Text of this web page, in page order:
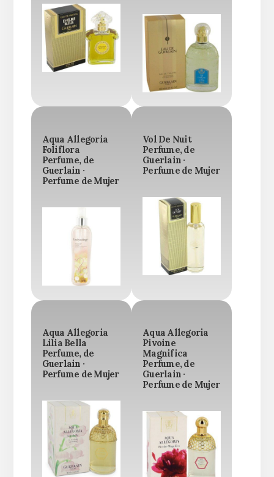
Aqua Allegoria
Foliflora
Perfume, de
Guerlain ·
Perfume de Mujer
Vol De Nuit
Perfume, de
Guerlain ·
Perfume de Mujer
Aqua Allegoria
Lilia Bella
Perfume, de
Guerlain ·
Perfume de Mujer
Aqua Allegoria
Pivoine
Magnifica
Perfume, de
Guerlain ·
Perfume de Mujer